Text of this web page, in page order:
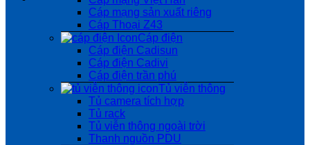
Cáp mạng sản xuất riêng
Cáp Thoại Z43
Cáp điện
Cáp điện Cadisun
Cáp điện Cadivi
Cáp điện trần phú
Tủ viễn thông
Tủ camera tích hợp
Tủ rack
Tủ viễn thông ngoài trời
Thanh nguồn PDU